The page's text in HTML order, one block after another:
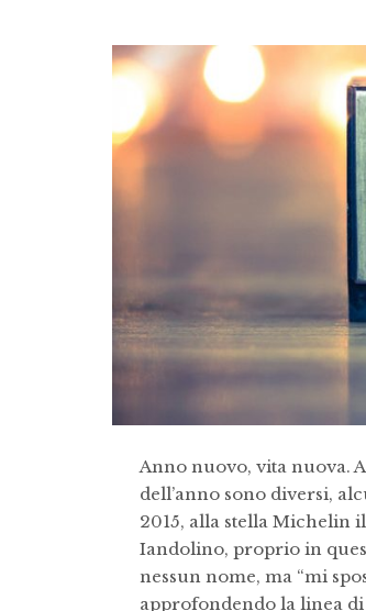
Anno nuovo, vita nuova.
dell’anno sono diversi,
2015, alla stella Michelin
Iandolino, proprio in
nessun nome, ma “mi
approfondendo la linea